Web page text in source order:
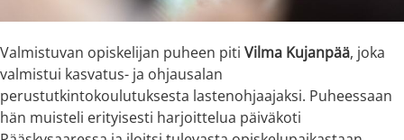
Valmistuvan opiskelijan puheen piti Vilma Kujanpää, joka
valmistui kasvatus- ja ohjausalan
perustutkintokoulutuksesta lastenohjaajaksi. Puheessaan
hän muisteli erityisesti harjoittelua päiväkoti